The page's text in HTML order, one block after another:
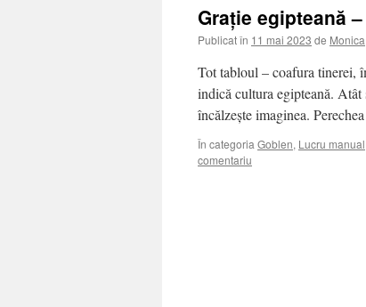
Grație egipteană
Publicat în 11 mai 2023 de Monica
Tot tabloul – coafura tinerei,
indică cultura egipteană.
încălzește imaginea.
În categoria Goblen, Lucru manual
comentariu